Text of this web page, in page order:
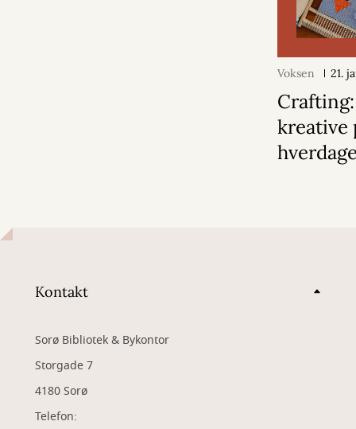
Voksen 21.
kreative
Kontakt
Sorø Bibliotek & Bykontor
Storgade 7
4180 Sorø
Telefon: